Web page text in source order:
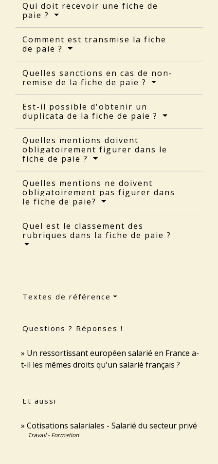
Qui doit recevoir une fiche de
paie ?
Comment est transmise la fiche
de paie ?
Quelles sanctions en cas de non-
remise de la fiche de paie ?
Est-il possible d'obtenir un
duplicata de la fiche de paie ?
Quelles mentions doivent
obligatoirement figurer dans le
fiche de paie ?
Quelles mentions ne doivent
obligatoirement pas figurer dans
le fiche de paie?
Quel est le classement des
rubriques dans la fiche de paie ?
Textes de référence
Questions ? Réponses !
Un ressortissant européen salarié en France a-
t-il les mêmes droits qu'un salarié français ?
Et aussi
Cotisations salariales - Salarié du secteur privé
Travail - Formation